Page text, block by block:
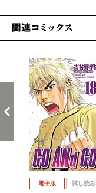
電子版 試し読み